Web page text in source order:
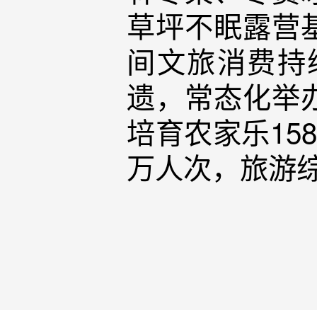
草坪不眠露营
间文旅消费
遗，常态化举
培育农家乐
万人次，旅游